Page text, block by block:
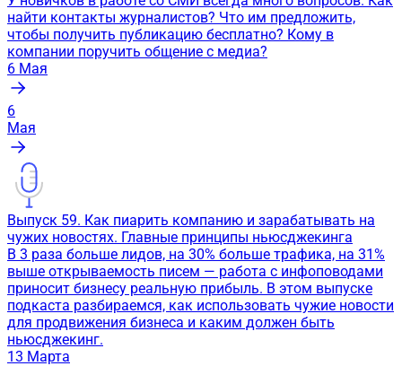
найти контакты журналистов? Что им предложить,
чтобы получить публикацию бесплатно? Кому в
компании поручить общение с медиа?
6 Мая
6
Мая
Выпуск 59. Как пиарить компанию и зарабатывать на
чужих новостях. Главные принципы ньюсджекинга
В 3 раза больше лидов, на 30% больше трафика, на 31%
выше открываемость писем — работа с инфоповодами
приносит бизнесу реальную прибыль. В этом выпуске
подкаста разбираемся, как использовать чужие новости
для продвижения бизнеса и каким должен быть
ньюсджекинг.
13 Марта